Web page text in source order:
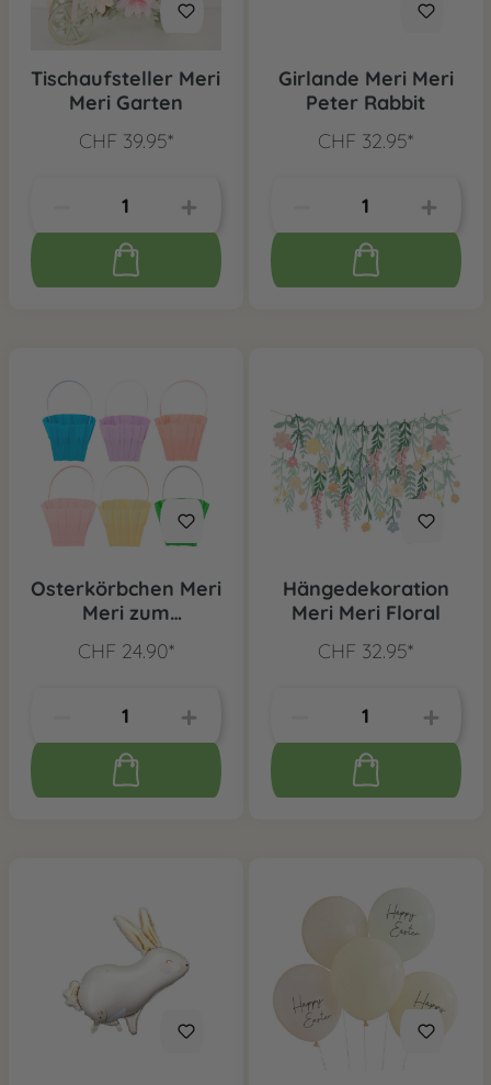
Tischaufsteller Meri
Meri Garten
CHF 39.95*
Girlande Meri Meri
Peter Rabbit
CHF 32.95*
Osterkörbchen Meri
Meri zum
CHF 24.90*
Hängedekoration
Meri Meri Floral
CHF 32.95*